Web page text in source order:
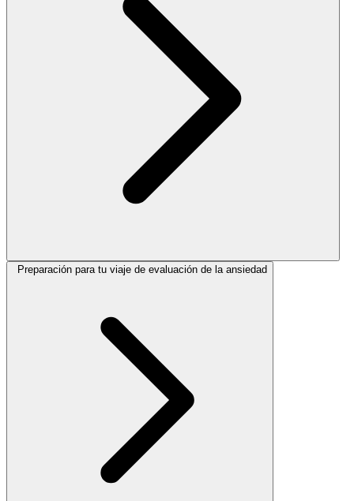
Preparación para tu viaje de evaluación de la ansiedad